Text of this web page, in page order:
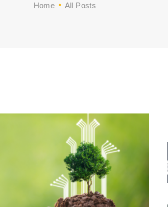
Home All Posts